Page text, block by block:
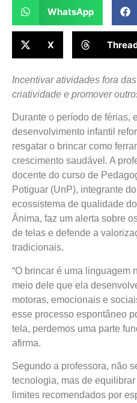
WhatsApp
X
Incentivar atividades fora
criatividade e promover
Durante o período de férias,
desenvolvimento infantil
resgatar o brincar como
crescimento saudável. A
docente do curso de
Potiguar (UnP), integrante
ecossistema de qualidade
Ânima, faz um alerta sobre
de telas e defende a
tradicionais.
“O brincar é uma linguagem
meio dele que ela
motoras, emocionais e
esse processo espontâneo
tela, perdemos uma parte
afirma.
Segundo a professora, não
tecnologia, mas de
limites recomendados por